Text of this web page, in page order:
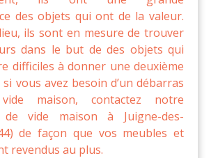
des objets qui ont de la valeur.
ils sont en mesure de trouver
dans le but de des objets qui
difficiles à donner une deuxième
si vous avez besoin d’un débarras
maison, contactez notre
de vide maison à Juigne-des-
de façon que vos meubles et
revendus au plus.